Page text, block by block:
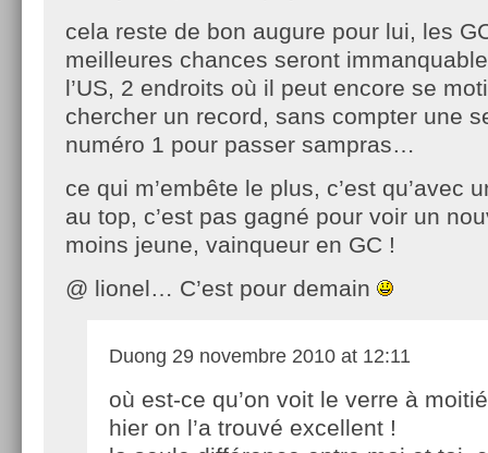
cela reste de bon augure pour lui, les
meilleures chances seront
l’US, 2 endroits où il peut encore se
chercher un record, sans compter une
numéro 1 pour passer sampras…
ce qui m’embête le plus, c’est qu’avec
au top, c’est pas gagné pour voir un
moins jeune, vainqueur en GC !
@ lionel… C’est pour demain
Duong 29 novembre 2010 at 12:11
où est-ce qu’on voit le verre à
hier on l’a trouvé excellent !